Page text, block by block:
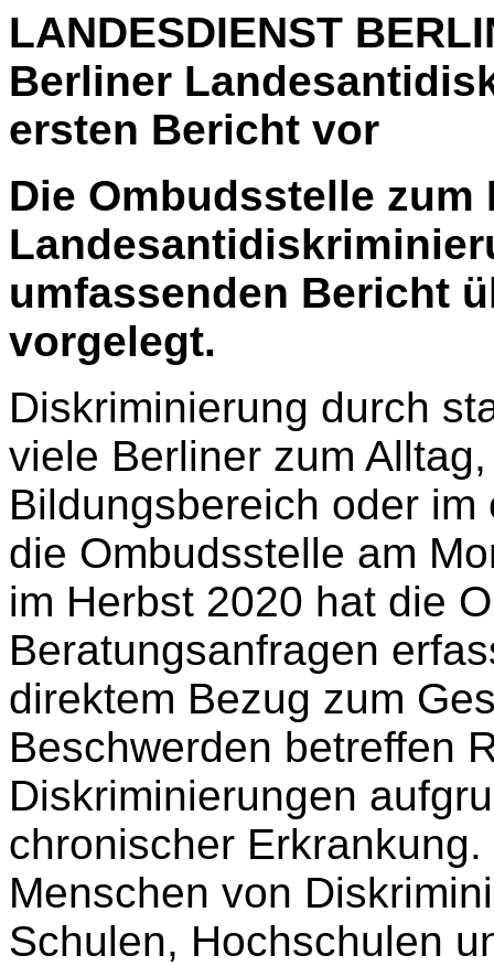
LANDESDIENST
Berliner
ersten Bericht vor
Die Ombudsstelle zum
umfassenden Bericht
vorgelegt.
Diskriminierung durch
viele Berliner zum
Bildungsbereich oder
die Ombudsstelle am
im Herbst 2020 hat die
Beratungsanfragen
direktem Bezug zum
Beschwerden betreffen
Diskriminierungen
chronischer
Menschen von
Schulen, Hochschulen